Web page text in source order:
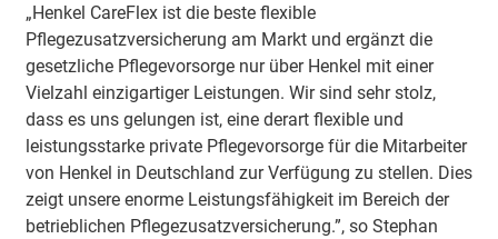
„Henkel CareFlex ist die beste flexible
Pflegezusatzversicherung am Markt und ergänzt die
gesetzliche Pflegevorsorge nur über Henkel mit einer
Vielzahl einzigartiger Leistungen. Wir sind sehr stolz,
dass es uns gelungen ist, eine derart flexible und
leistungsstarke private Pflegevorsorge für die Mitarbeiter
von Henkel in Deutschland zur Verfügung zu stellen. Dies
zeigt unsere enorme Leistungsfähigkeit im Bereich der
betrieblichen Pflegezusatzversicherung.”, so Stephan